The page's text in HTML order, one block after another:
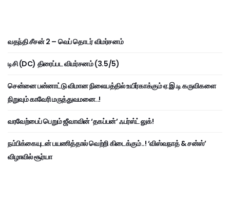
வதந்தி சீசன் 2 – வெப் தொடர் விமர்சனம்
டிசி (DC) திரைப்பட விமர்சனம் (3.5/5)
சென்னை பன்னாட்டு விமான நிலையத்தில் உயிர்காக்கும் ஏ.இ.டி கருவிகளை
நிறுவும் காவேரி மருத்துவமனை..!
வரவேற்பைப் பெறும் ஜீவாவின் ‘தகப்பன்’ ஃபர்ஸ்ட் லுக்!
நம்பிக்கையுடன் பயணித்தால் வெற்றி கிடைக்கும்..! ‘விஸ்வநாத் & சன்ஸ்’
விழாவில் சூர்யா